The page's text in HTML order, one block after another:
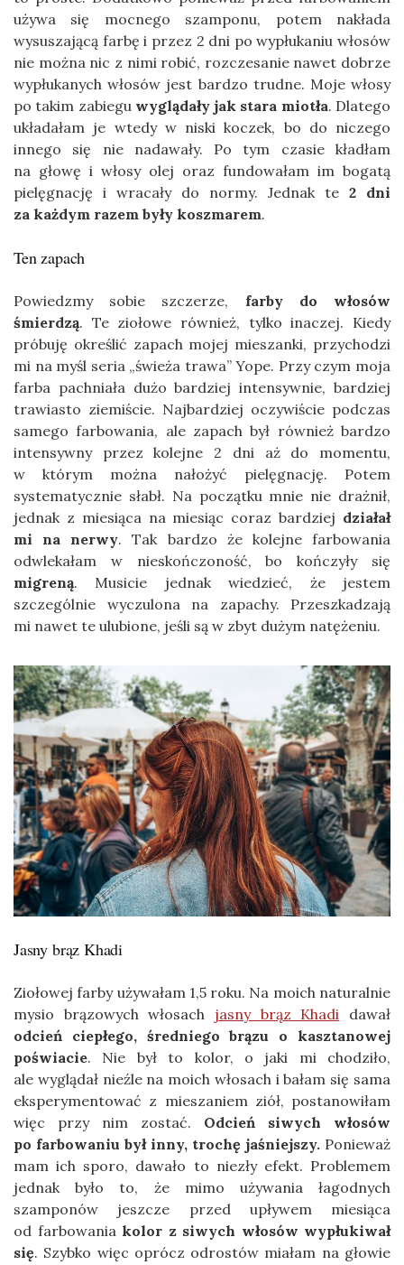
używa się mocnego szamponu, potem nakłada
wysuszającą farbę i przez 2 dni po wypłukaniu włosów
nie można nic z nimi robić, rozczesanie nawet dobrze
wypłukanych włosów jest bardzo trudne. Moje włosy
po takim zabiegu wyglądały jak stara miotła. Dlatego
układałam je wtedy w niski koczek, bo do niczego
innego się nie nadawały. Po tym czasie kładłam
na głowę i włosy olej oraz fundowałam im bogatą
pielęgnację i wracały do normy. Jednak te 2 dni
za każdym razem były koszmarem.
Ten zapach
Powiedzmy sobie szczerze, farby do włosów
śmierdzą. Te ziołowe również, tylko inaczej. Kiedy
próbuję określić zapach mojej mieszanki, przychodzi
mi na myśl seria „świeża trawa” Yope. Przy czym moja
farba pachniała dużo bardziej intensywnie, bardziej
trawiasto ziemiście. Najbardziej oczywiście podczas
samego farbowania, ale zapach był również bardzo
intensywny przez kolejne 2 dni aż do momentu,
w którym można nałożyć pielęgnację. Potem
systematycznie słabł. Na początku mnie nie drażnił,
jednak z miesiąca na miesiąc coraz bardziej działał
mi na nerwy. Tak bardzo że kolejne farbowania
odwlekałam w nieskończoność, bo kończyły się
migreną. Musicie jednak wiedzieć, że jestem
szczególnie wyczulona na zapachy. Przeszkadzają
mi nawet te ulubione, jeśli są w zbyt dużym natężeniu.
Jasny brąz Khadi
Ziołowej farby używałam 1,5 roku. Na moich naturalnie
mysio brązowych włosach jasny brąz Khadi dawał
odcień ciepłego, średniego brązu o kasztanowej
poświacie. Nie był to kolor, o jaki mi chodziło,
ale wyglądał nieźle na moich włosach i bałam się sama
eksperymentować z mieszaniem ziół, postanowiłam
więc przy nim zostać. Odcień siwych włosów
po farbowaniu był inny, trochę jaśniejszy. Ponieważ
mam ich sporo, dawało to niezły efekt. Problemem
jednak było to, że mimo używania łagodnych
szamponów jeszcze przed upływem miesiąca
od farbowania kolor z siwych włosów wypłukiwał
się. Szybko więc oprócz odrostów miałam na głowie